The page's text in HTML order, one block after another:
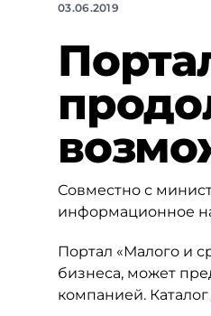
03.06.2019
Совместно с
информационное
Портал «Малого и
бизнеса, может
компанией.